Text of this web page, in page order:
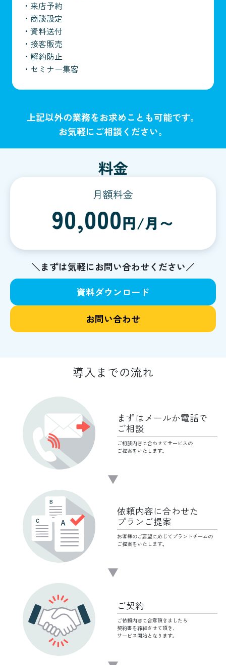
・ 来店予約
・ 商談設定
・ 資料送付
・ 接客販売
・ 解約防止
・ セミナー集客
上記以外の業務をお求めことも可能です。
お気軽にご相談ください。
料金
月額料金
90,000円/月〜
＼まずは気軽にお問い合わせください／
資料ダウンロード
お問い合わせ
導入までの流れ
まずはメールか電話で
ご相談
ご相談内容に合わせてサービスの
ご提案をいたします。
依頼内容に合わせた
プランご提案
お客様のご要望に応じてプラントチームの
ご提案をいたします。
ご契約
ご依頼内容に合意頂きましたら
契約書を締結させて頂き、
サービス開始となります。